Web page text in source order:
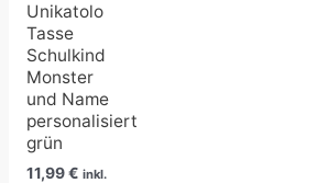
Unikatolo
Tasse
Schulkind
Monster
und Name
personalisiert
grün
11,99€ inkl.